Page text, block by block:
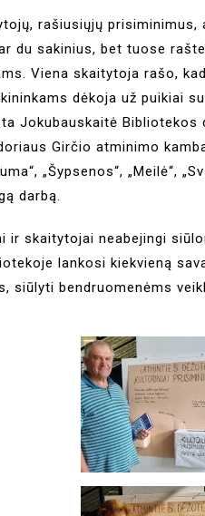
rašiusiųjų prisiminimus,
du sakinius, bet tuose
Viena skaitytoja rašo,
dėkoja už puikiai
Jokubauskaitė
Girčio atminimo
„Šypsenos“, „Meilė“,
darbą.
ir skaitytojai neabejingi
lankosi kiekvieną
siūlyti bendruomenėms